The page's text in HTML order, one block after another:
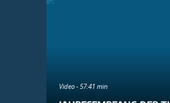
Video - 57:41 min